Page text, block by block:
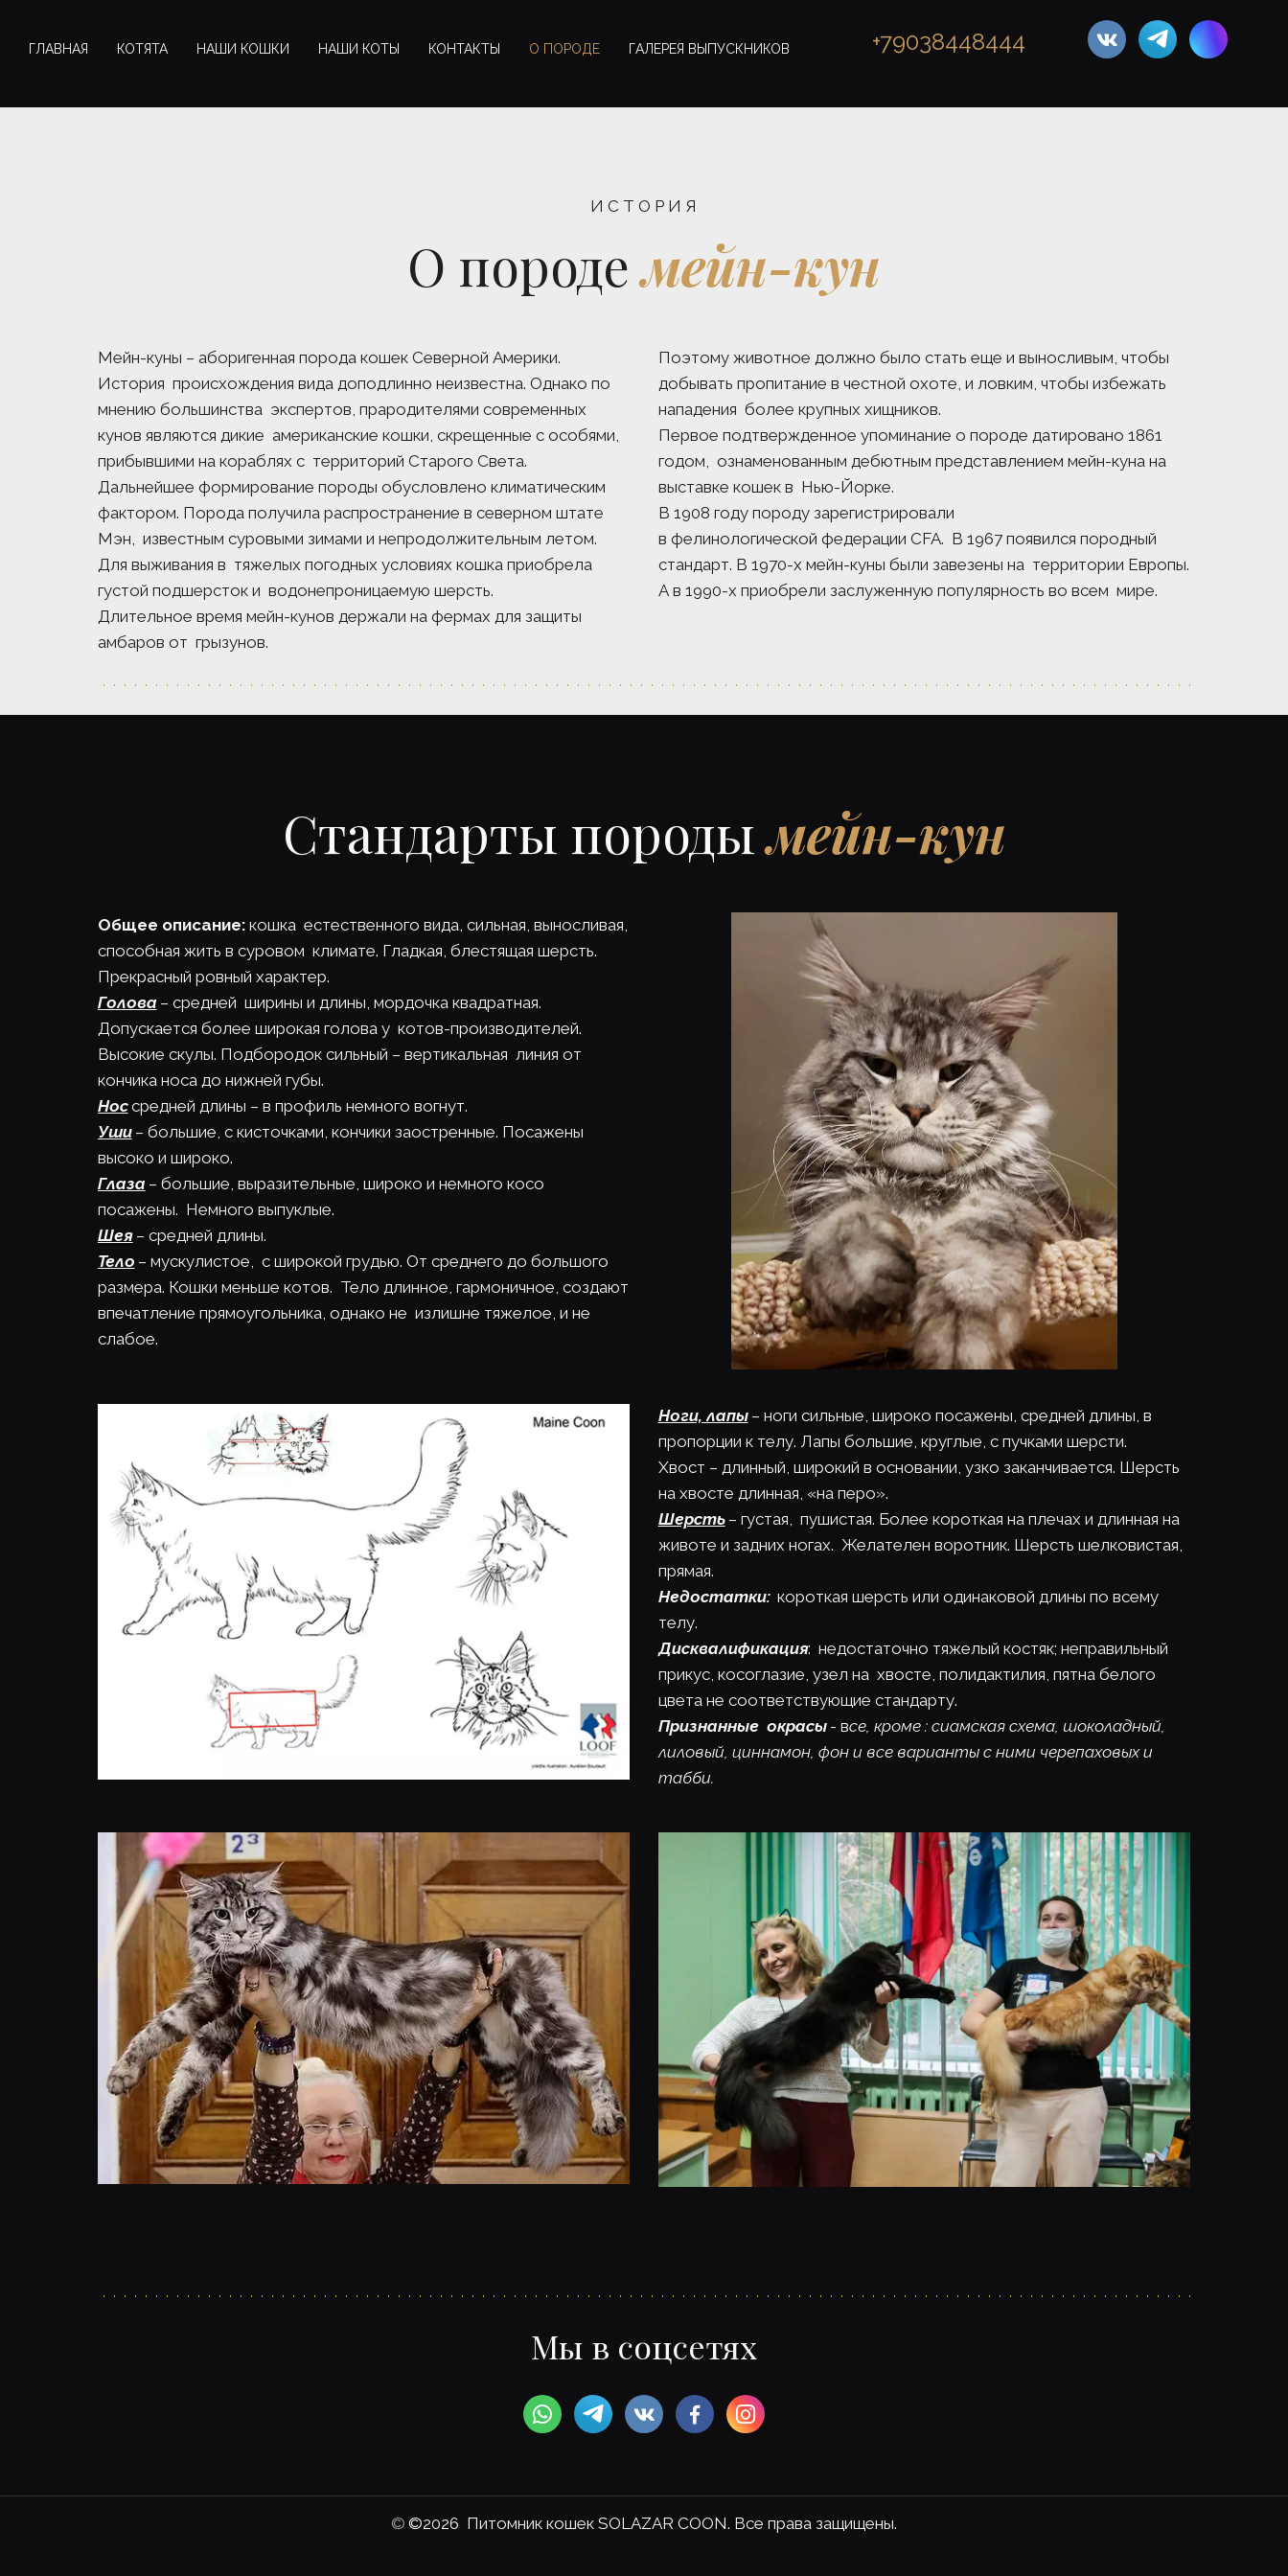
ГЛАВНАЯ КОТЯТА НАШИ КОШКИ НАШИ КОТЫ КОНТАКТЫ О ПОРОДЕ ГАЛЕРЕЯ ВЫПУСКНИКОВ +79038448444
И С Т О Р И Я
О породе мейн-кун
Мейн-куны – аборигенная порода кошек Северной Америки.
История  происхождения вида доподлинно неизвестна. Однако по
мнению большинства  экспертов, прародителями современных
кунов являются дикие  американские кошки, скрещенные с особями,
прибывшими на кораблях с  территорий Старого Света.
Дальнейшее формирование породы обусловлено климатическим
фактором. Порода получила распространение в северном штате
Мэн,  известным суровыми зимами и непродолжительным летом.
Для выживания в  тяжелых погодных условиях кошка приобрела
густой подшерсток и  водонепроницаемую шерсть.
Длительное время мейн-кунов держали на фермах для защиты
амбаров от  грызунов.
Поэтому животное должно было стать еще и выносливым, чтобы
добывать пропитание в честной охоте, и ловким, чтобы избежать
нападения  более крупных хищников.
Первое подтвержденное упоминание о породе датировано 1861
годом,  ознаменованным дебютным представлением мейн-куна на
выставке кошек в  Нью-Йорке.
В 1908 году породу зарегистрировали
в фелинологической федерации CFA.  В 1967 появился породный
стандарт. В 1970-х мейн-куны были завезены на  территории Европы.
А в 1990-х приобрели заслуженную популярность во всем  мире.
Стандарты породы мейн-кун
Общее описание: кошка  естественного вида, сильная, выносливая,
способная жить в суровом  климате. Гладкая, блестящая шерсть.
Прекрасный ровный характер.
Голова – средней  ширины и длины, мордочка квадратная.
Допускается более широкая голова у  котов-производителей.
Высокие скулы. Подбородок сильный – вертикальная  линия от
кончика носа до нижней губы.
Нос средней длины – в профиль немного вогнут.
Уши – большие, с кисточками, кончики заостренные. Посажены
высоко и широко.
Глаза – большие, выразительные, широко и немного косо
посажены.  Немного выпуклые.
Шея – средней длины.
Тело – мускулистое,  с широкой грудью. От среднего до большого
размера. Кошки меньше котов.  Тело длинное, гармоничное, создают
впечатление прямоугольника, однако не  излишне тяжелое, и не
слабое.
Ноги, лапы – ноги сильные, широко посажены, средней длины, в
пропорции к телу. Лапы большие, круглые, с пучками шерсти.
Хвост – длинный, широкий в основании, узко заканчивается. Шерсть
на хвосте длинная, «на перо».
Шерсть – густая,  пушистая. Более короткая на плечах и длинная на
животе и задних ногах.  Желателен воротник. Шерсть шелковистая,
прямая.
Недостатки: короткая шерсть или одинаковой длины по всему
телу.
Дисквалификация:  недостаточно тяжелый костяк; неправильный
прикус, косоглазие, узел на  хвосте, полидактилия, пятна белого
цвета не соответствующие стандарту.
Признанные  окрасы - все, кроме : сиамская схема, шоколадный,
лиловый, циннамон, фон и все варианты с ними черепаховых и
табби.
Мы в соцсетях
© ©2026  Питомник кошек SOLAZAR COON. Все права защищены.